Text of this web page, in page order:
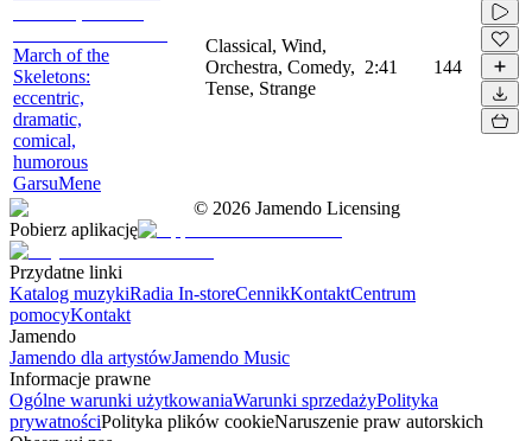
March of the
Skeletons:
eccentric,
dramatic,
comical,
humorous
GarsuMene
Classical, Wind,
Orchestra, Comedy,
Tense, Strange
2:41 144
© 2026 Jamendo Licensing
Pobierz aplikację
Przydatne linki
Katalog muzykiRadia In-storeCennikKontaktCentrum
pomocyKontakt
Jamendo
Jamendo dla artystówJamendo Music
Informacje prawne
Ogólne warunki użytkowaniaWarunki sprzedażyPolityka
prywatnościPolityka plików cookieNaruszenie praw autorskich